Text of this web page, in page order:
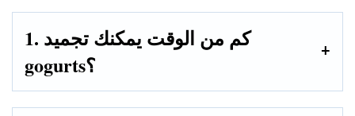
1. كم من الوقت يمكنك تجميد
gogurts؟